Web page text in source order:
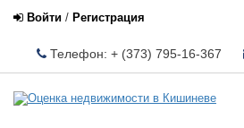
Войти / Регистрация
Телефон: + (373) 795-16-367